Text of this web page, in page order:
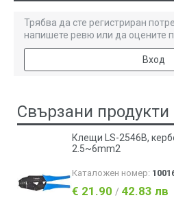
Трябва да сте регистриран
напишете ревю или да оцените
Вход
Свързани продукти
Клещи LS-2546B,
2.5~6mm2
Каталожен номер:
€ 21.90 / 42.83 лв